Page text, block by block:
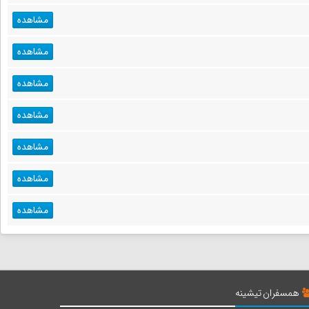
مشاهده
مشاهده
مشاهده
مشاهده
مشاهده
مشاهده
مشاهده
همسفران تیشینه